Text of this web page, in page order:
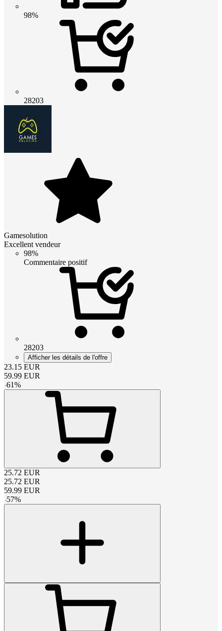
98%
28203
Gamesolution
Excellent vendeur
98%
Commentaire positif
28203
Afficher les détails de l'offre
23.15 EUR
59.99 EUR
-61%
25.72 EUR
25.72 EUR
59.99 EUR
-57%